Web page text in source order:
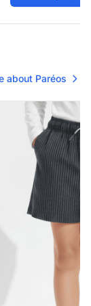
ajustement
about Paréos